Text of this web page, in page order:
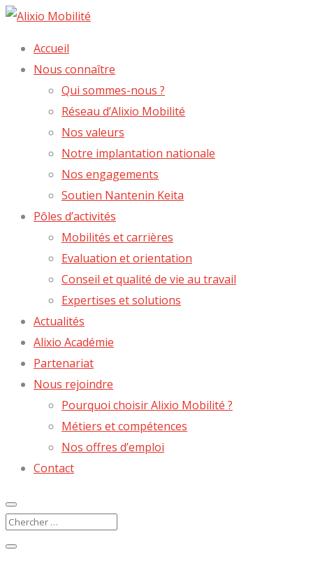
Accueil
Nous connaître
Qui sommes-nous ?
Réseau d’Alixio Mobilité
Nos valeurs
Notre implantation nationale
Nos engagements
Soutien Nantenin Keita
Pôles d’activités
Mobilités et carrières
Evaluation et orientation
Conseil et qualité de vie au travail
Expertises et solutions
Actualités
Alixio Académie
Partenariat
Nous rejoindre
Pourquoi choisir Alixio Mobilité ?
Métiers et compétences
Nos offres d’emploi
Contact